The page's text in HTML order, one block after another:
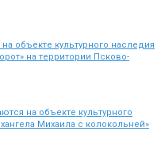
объекте культурного наследия
на территории Псково-
на объекте культурного
Михаила с колокольней»